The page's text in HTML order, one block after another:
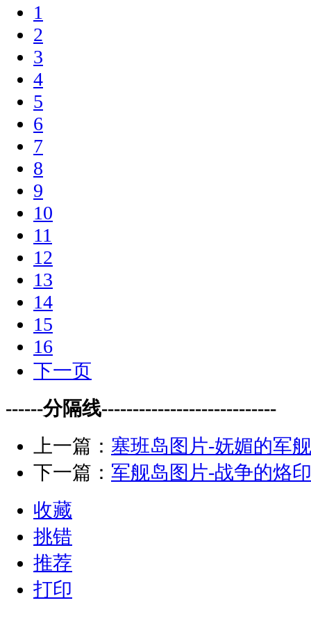
1
2
3
4
5
6
7
8
9
10
11
12
13
14
15
16
下一页
------分隔线----------------------------
上一篇： 塞班岛图片-妩媚的军
下一篇： 军舰岛图片-战争的烙印
收藏
挑错
推荐
打印